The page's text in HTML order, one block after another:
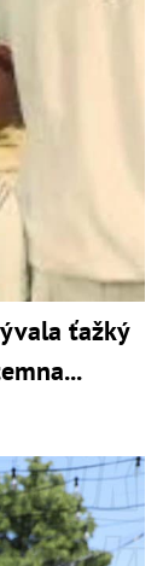
ťažký